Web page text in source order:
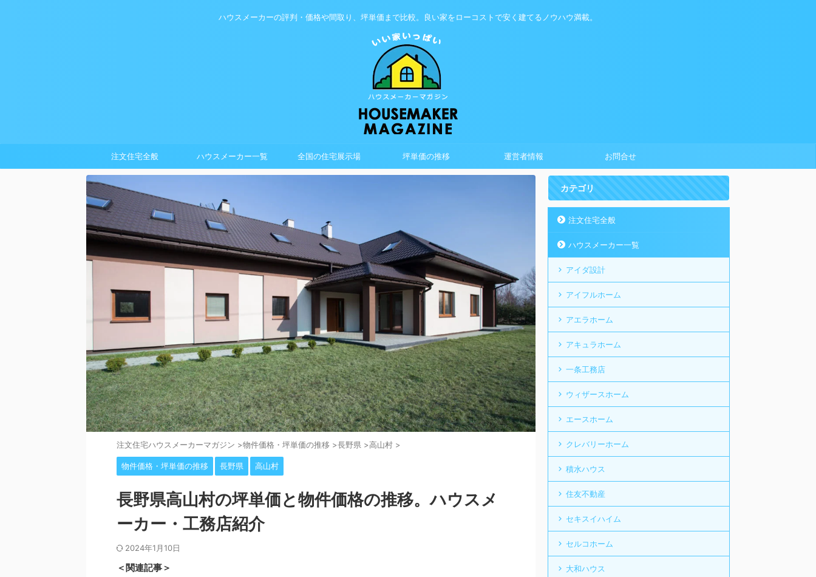
ハウスメーカーの評判・価格や間取り、坪単価まで比較。良い家をローコストで安く建てるノウハウ満載。
注文住宅全般 ハウスメーカー一覧 全国の住宅展示場 坪単価の推移 運営者情報 お問合せ
注⽂住宅ハウスメーカーマガジン >物件価格・坪単価の推移 >長野県 >高山村 >
物件価格・坪単価の推移 長野県 高山村
長野県高山村の坪単価と物件価格の推移。ハウスメ
ーカー・工務店紹介
2024年1月10日
＜関連記事＞
カテゴリ
注文住宅全般
ハウスメーカー一覧
アイダ設計
アイフルホーム
アエラホーム
アキュラホーム
一条工務店
ウィザースホーム
エースホーム
クレバリーホーム
積水ハウス
住友不動産
セキスイハイム
セルコホーム
大和ハウス